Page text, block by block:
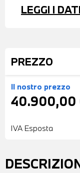
LEGGI I
PREZZO
Il nostro prezzo
40.900,00
IVA Esposta